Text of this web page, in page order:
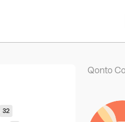
32
Qonto